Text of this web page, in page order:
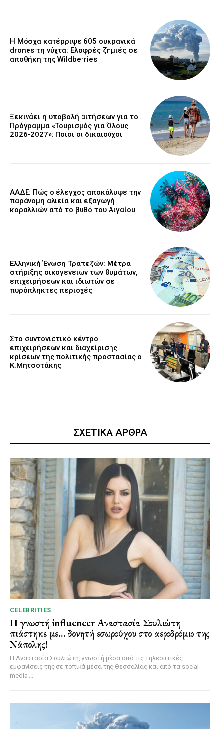
Η Μόσχα κατέρριψε 605 ουκρανικά
drones τη νύχτα: Ελαφρές ζημιές σε
αποθήκη της Wildberries
Ξεκινάει η υποβολή αιτήσεων για το
Πρόγραμμα «Τουρισμός για Όλους
2026-2027»: Ποιοι οι δικαιούχοι
ΑΑΔΕ: Πώς ο έλεγχος αποκάλυψε την
παράνομη αλιεία και εξαγωγή
κοραλλιών από το βυθό του Αιγαίου
Ελληνική Ένωση Τραπεζών: Μέτρα
στήριξης οικογενειών των θυμάτων,
επιχειρήσεων και ιδιωτών σε
πυρόπληκτες περιοχές
Στο συντονιστικό κέντρο
επιχειρήσεων και διαχείρισης
κρίσεων της πολιτικής προστασίας ο
Κ.Μητσοτάκης
ΣΧΕΤΙΚΑ ΑΡΘΡΑ
CELEBRITIES
Η γνωστή influencer Αναστασία Σουλιώτη
πιάστηκε με… δονητή εσωρούχου στο αεροδρόμιο της
Νάπολης!
Η Αναστασία Σουλιώτη, γνωστή μέσα από τις τηλεοπτικές
εμφανίσεις της σε τοπικά μέσα της Θεσσαλίας και από τα social
media,...